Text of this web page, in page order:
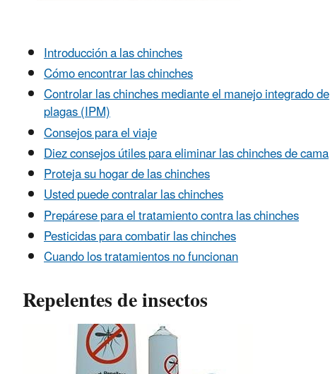
Introducción a las chinches
Cómo encontrar las chinches
Controlar las chinches mediante el manejo integrado de
plagas (IPM)
Consejos para el viaje
Diez consejos útiles para eliminar las chinches de cama
Proteja su hogar de las chinches
Usted puede contralar las chinches
Prepárese para el tratamiento contra las chinches
Pesticidas para combatir las chinches
Cuando los tratamientos no funcionan
Repelentes de insectos